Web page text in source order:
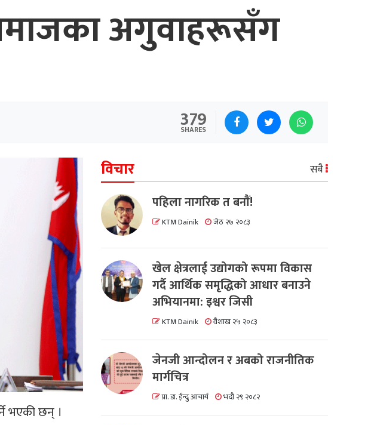
समाजका अगुवाहरूसँग
379
SHARES
भएकी छन् ।
विचार सबै
पहिला नागरिक त बनाैं!
KTM Dainik जेठ २७ २०८३
खेल क्षेत्रलाई उद्योगको रूपमा विकास
गर्दै आर्थिक समृद्धिको आधार बनाउने
अभियानमा: इश्वर जिसी
KTM Dainik वैशाख २५ २०८३
जेनजी आन्दोलन र अबको राजनीतिक
मार्गचित्र
प्रा. डा. ईन्दु आचार्य भदौ २९ २०८२